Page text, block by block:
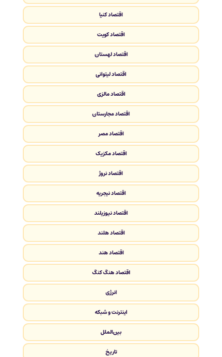
اقتصاد کنیا
اقتصاد کویت
اقتصاد لهستان
اقتصاد لیتوانی
اقتصاد مالزی
اقتصاد مجارستان
اقتصاد مصر
اقتصاد مکزیک
اقتصاد نروژ
اقتصاد نیجریه
اقتصاد نیوزیلند
اقتصاد هلند
اقتصاد هند
اقتصاد هنگ کنگ
انرژی
اینترنت و شبکه
بین‌الملل
تاریخ